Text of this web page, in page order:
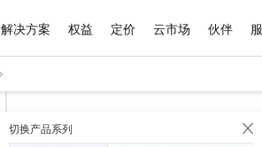
解决方案 权益 定价 云市场 伙伴
切换产品系列
实践
【Query Parameter Matching】请求参数匹配
精选产品
大模型服务平台百炼 域
精选解决方案
睿译宝，AI翻译排版一步到位
普惠上云
普惠上云 官方力荐
AI
智
产品定价
了解云产品的定价详情
价
自
精选商城
网站建设
数
数据集
成为销售伙伴
分销伙伴
成
产
售前咨询
在线服务
企
企
为什么选择阿里云
什么是云计算
最
云上